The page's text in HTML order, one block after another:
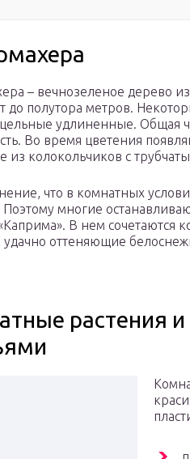
– вечнозеленое дерево
до полутора метров.
удлиненные. Общая
Во время цветения
из колокольчиков с
что в комнатных
Поэтому многие
В нем сочетаются
удачно оттеняющие
растения